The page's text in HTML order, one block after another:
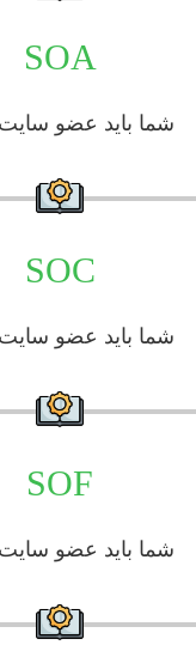
SOA
شما باید عضو
SOC
شما باید عضو
SOF
شما باید عضو